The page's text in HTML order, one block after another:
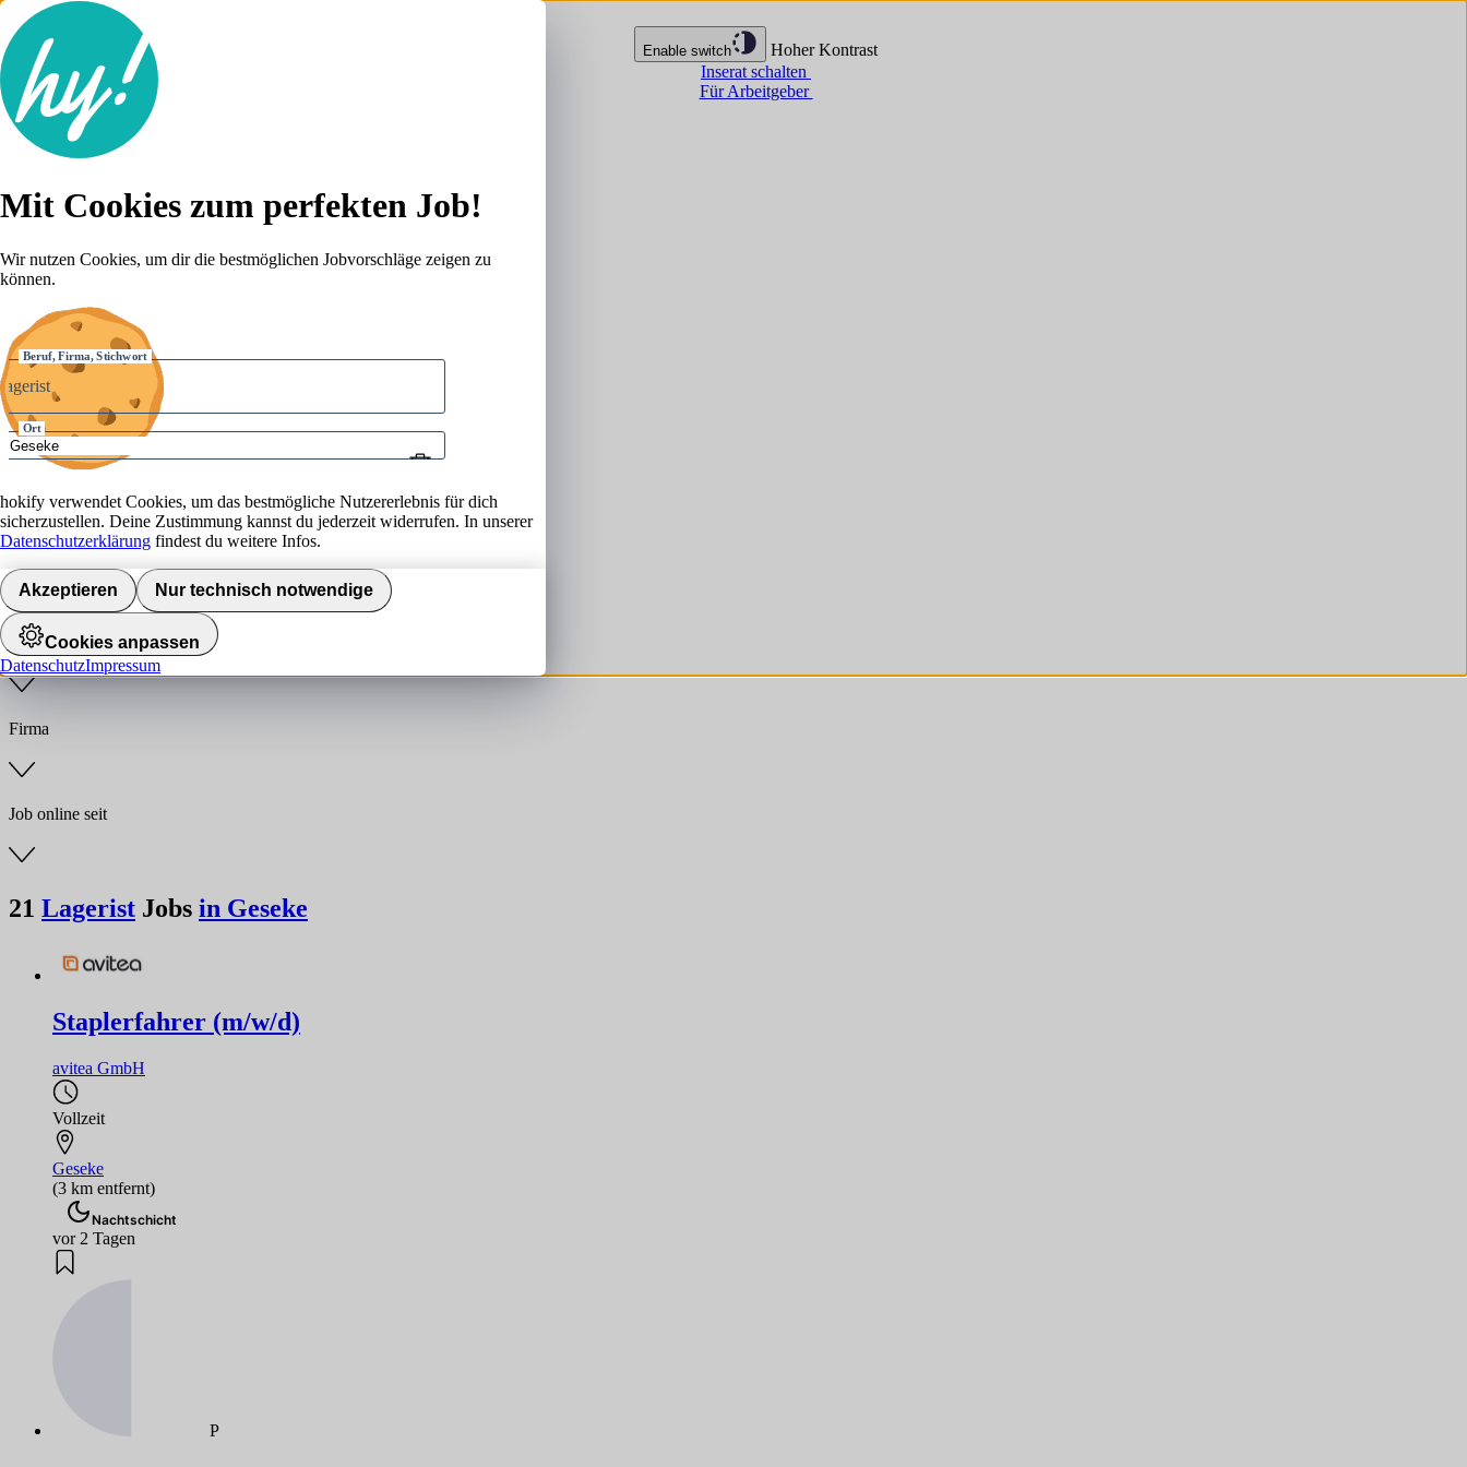
Enable switch
Hoher Kontrast
Inserat schalten
Für Arbeitgeber
Lebenslauf
Anmelden
Beruf, Firma, Stichwort
Ort
Jobs finden
Branche
Firma
Job online seit
21 Lagerist Jobs in Geseke
Staplerfahrer (m/w/d)
avitea GmbH
Vollzeit
Geseke
(3 km entfernt)
Nachtschicht
vor 2 Tagen
P
Mit Cookies zum perfekten Job!
Wir nutzen Cookies, um dir die bestmöglichen Jobvorschläge zeigen zu
können.
hokify verwendet Cookies, um das bestmögliche Nutzererlebnis für dich
sicherzustellen. Deine Zustimmung kannst du jederzeit widerrufen. In unserer
Datenschutzerklärung findest du weitere Infos.
Akzeptieren Nur technisch notwendige
Cookies anpassen
DatenschutzImpressum